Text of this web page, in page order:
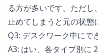
る方が多いです。ただ
止めてしまうと元の状態
Q3: デスクワーク中にで
A3: はい、各タイプ別に